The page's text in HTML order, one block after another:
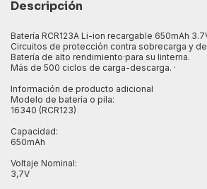
Descripción
Batería RCR123A Li-ion recargable 650mAh
Circuitos de protección contra sobrecarga y
Batería de alto rendimiento·para su linterna.
Más de 500 ciclos de carga-descarga. ·
Información de producto adicional
Modelo de batería o pila:
16340 (RCR123)
Capacidad:
650mAh
Voltaje Nominal:
3,7V